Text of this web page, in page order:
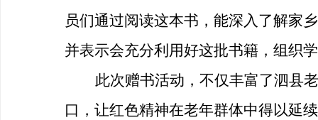
员们通过阅读这本书，能深入了解家
并表示会充分利用好这批书籍，组织
此次赠书活动，不仅丰富了泗县
口，让红色精神在老年群体中得以延